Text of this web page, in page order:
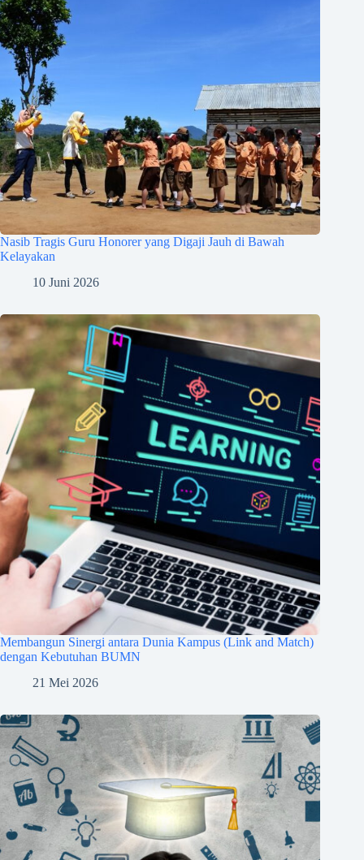
Nasib Tragis Guru Honorer yang Digaji Jauh di Bawah
Kelayakan
10 Juni 2026
Membangun Sinergi antara Dunia Kampus (Link and Match)
dengan Kebutuhan BUMN
21 Mei 2026